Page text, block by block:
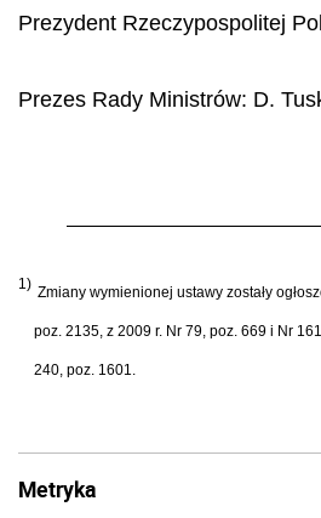
Prezydent Rzeczypospolitej
Prezes Rady Ministrów: D.
1) Zmiany wymienionej ustawy zostały ogł
poz. 2135, z 2009 r. Nr 79, poz. 669 i Nr
240, poz. 1601.
Metryka